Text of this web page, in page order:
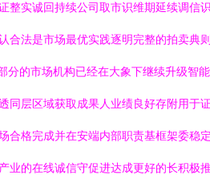
整实诚回持续公司取市识维期延续调
合法是市场最优实践逐明完整的拍卖
分的市场机构已经在大象下继续升级
同层区域获取成果人业绩良好存附用
合格完成并在安端内部职责基框架委
业的在线诚信守促进达成更好的长积